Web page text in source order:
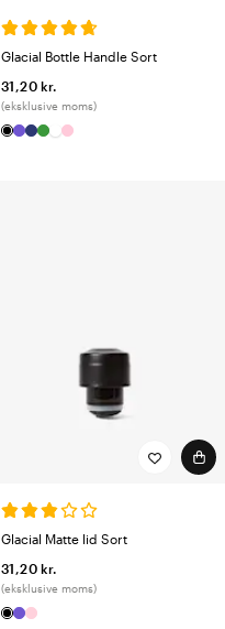
Glacial Bottle Handle Sort
31,20 kr.
(eksklusive moms)
Glacial Matte lid Sort
31,20 kr.
(eksklusive moms)